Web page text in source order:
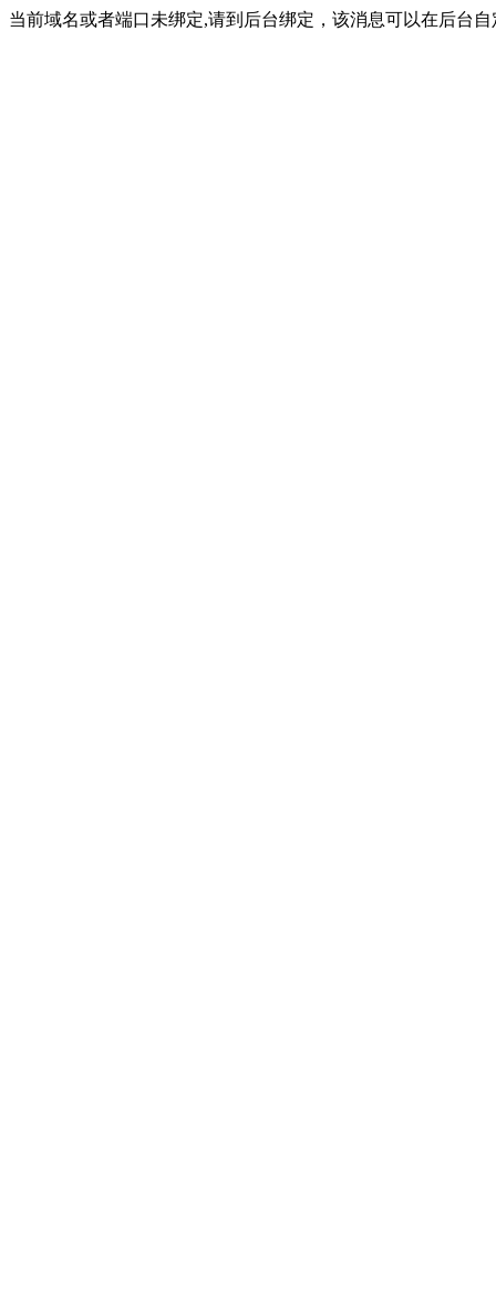
当前域名或者端口未绑定,请到后台绑定，该消息可以在后台自